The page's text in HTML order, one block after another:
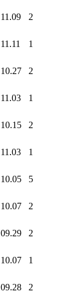
2
1
2
1
2
1
5
2
2
1
2